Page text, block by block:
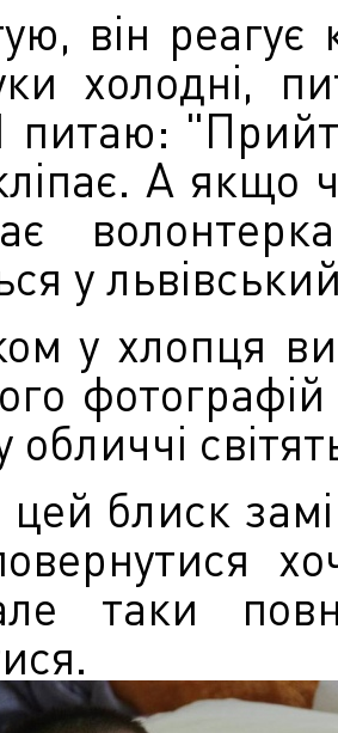
він
холодні,
питаю:
А якщо
у
у хлопця
цей блиск
таки